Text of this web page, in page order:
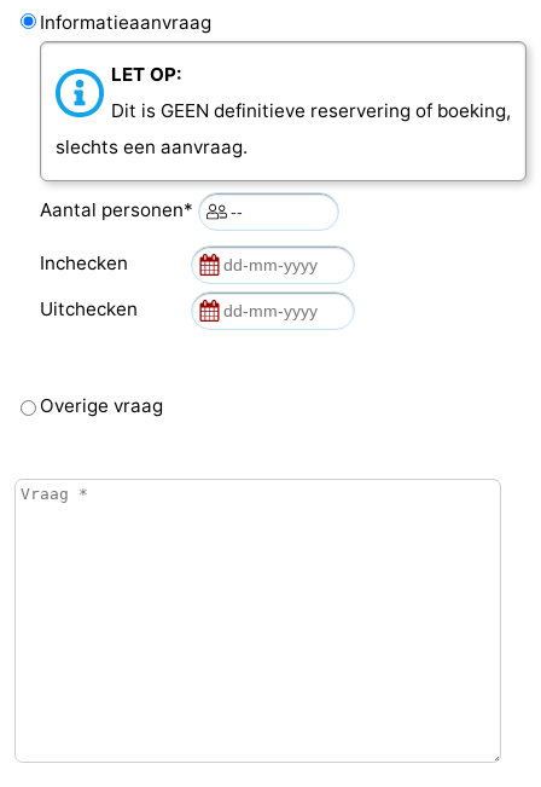
Informatieaanvraag
LET OP:
Dit is GEEN definitieve reservering of boeking,
slechts een aanvraag.
Aantal personen*
Inchecken
Uitchecken
Overige vraag